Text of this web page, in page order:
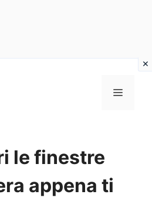
MENU
le finestre
appena ti